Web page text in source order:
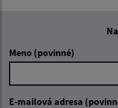
Meno (povinné)
E-mailová adresa